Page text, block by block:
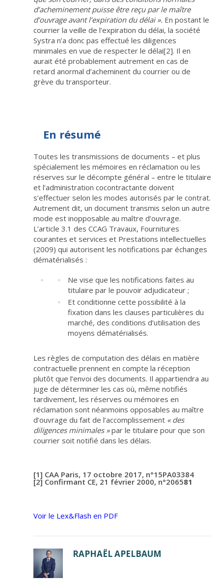
d’acheminement puisse être reçu par le maître
d’ouvrage avant l’expiration du délai ». En postant le
courrier la veille de l’expiration du délai, la société
Systra n’a donc pas effectué les diligences
minimales en vue de respecter le délai[2]. Il en
aurait été probablement autrement en cas de
retard anormal d’acheminent du courrier ou de
grève du transporteur.
En résumé
Toutes les transmissions de documents – et plus
spécialement les mémoires en réclamation ou les
réserves sur le décompte général – entre le titulaire
et l’administration cocontractante doivent
s’effectuer selon les modes autorisés par le contrat.
Autrement dit, un document transmis selon un autre
mode est inopposable au maître d’ouvrage.
L’article 3.1 des CCAG Travaux, Fournitures
courantes et services et Prestations intellectuelles
(2009) qui autorisent les notifications par échanges
dématérialisés :
Ne vise que les notifications faites au
titulaire par le pouvoir adjudicateur ;
Et conditionne cette possibilité à la
fixation dans les clauses particulières du
marché, des conditions d’utilisation des
moyens dématérialisés.
Les règles de computation des délais en matière
contractuelle prennent en compte la réception
plutôt que l’envoi des documents. Il appartiendra au
juge de déterminer les cas où, même notifiés
tardivement, les réserves ou mémoires en
réclamation sont néanmoins opposables au maître
d’ouvrage du fait de l’accomplissement « des
diligences minimales »par le titulaire pour que son
courrier soit notifié dans les délais.
[1] CAA Paris, 17 octobre 2017, n°15PA03384
[2] Confirmant CE, 21 février 2000, n°206581
Voir le Lex&Flash en PDF
RAPHAËL APELBAUM